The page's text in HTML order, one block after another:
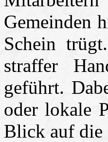
Gemeinden
Schein
straffer
geführt.
oder lokale
Blick auf die